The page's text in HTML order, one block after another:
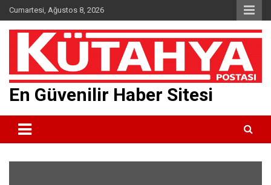
Skip
to
content
Cumartesi, Ağustos 8, 2026
En Güvenilir Haber Sitesi